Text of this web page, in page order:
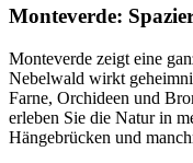
Monteverde:
Monteverde zeigt eine
Nebelwald wirkt
Farne, Orchideen und
erleben Sie die Natur in
Hängebrücken und